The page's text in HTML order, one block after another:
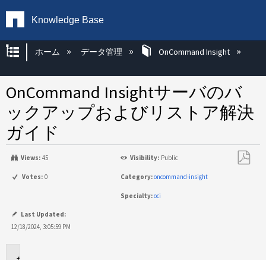
Knowledge Base
グローバル階層を展開/折りたたむ
ホーム データ管理 OnCommand Insight
OnCommand Insightサーバのバ
ックアップおよびリストア解決
ガイド
Views: 45 Visibility: Public
Votes: 0 Category:oncommand-insight
Specialty:oci
Last Updated:
12/18/2024, 3:05:59 PM